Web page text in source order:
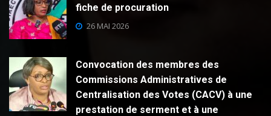
fiche de procuration
26 MAI 2026
Convocation des membres des
Commissions Administratives de
Centralisation des Votes (CACV) à une
prestation de serment et à une